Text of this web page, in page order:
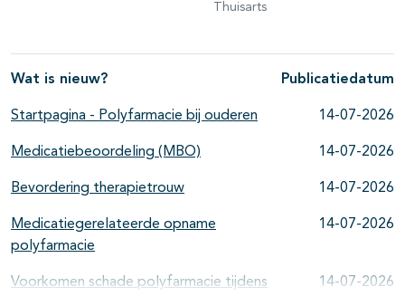
Thuisarts
Wat is nieuw? Publicatiedatum
Startpagina - Polyfarmacie bij ouderen 14-07-2026
Medicatiebeoordeling (MBO) 14-07-2026
Bevordering therapietrouw 14-07-2026
Medicatiegerelateerde opname
polyfarmacie
14-07-2026
Voorkomen schade polyfarmacie tijdens
14-07-2026